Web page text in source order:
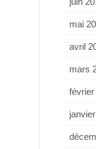
mai
avril
mars
février